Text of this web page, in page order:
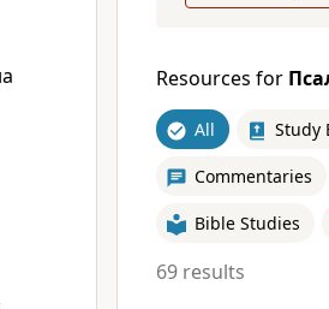
Resources for
All Study
Commentaries
Bible Studies
69 results